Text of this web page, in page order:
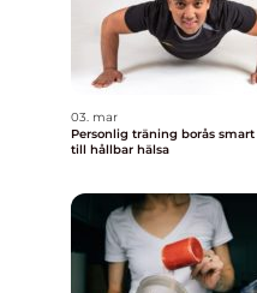
03. mar
Personlig träning borås smart genväg
till hållbar hälsa